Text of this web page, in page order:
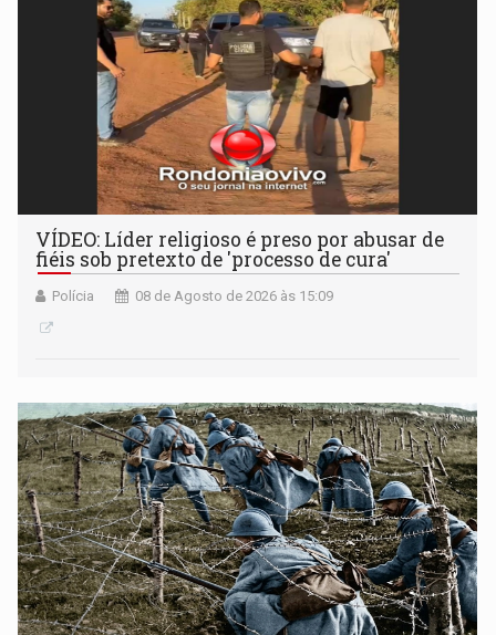
VÍDEO: Líder religioso é preso por abusar de
fiéis sob pretexto de 'processo de cura'
Polícia 08 de Agosto de 2026 às 15:09